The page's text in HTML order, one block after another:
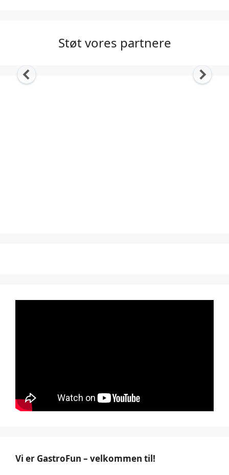
Støt vores partnere
Vi er GastroFun – velkommen til!